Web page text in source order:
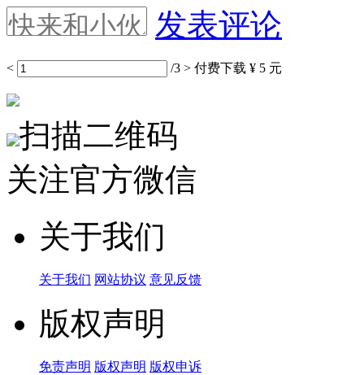
发表评论
< /3 > 付费下载 ¥ 5 元
扫描二维码
关注官方微信
关于我们
关于我们 网站协议 意见反馈
版权声明
免责声明 版权声明 版权申诉